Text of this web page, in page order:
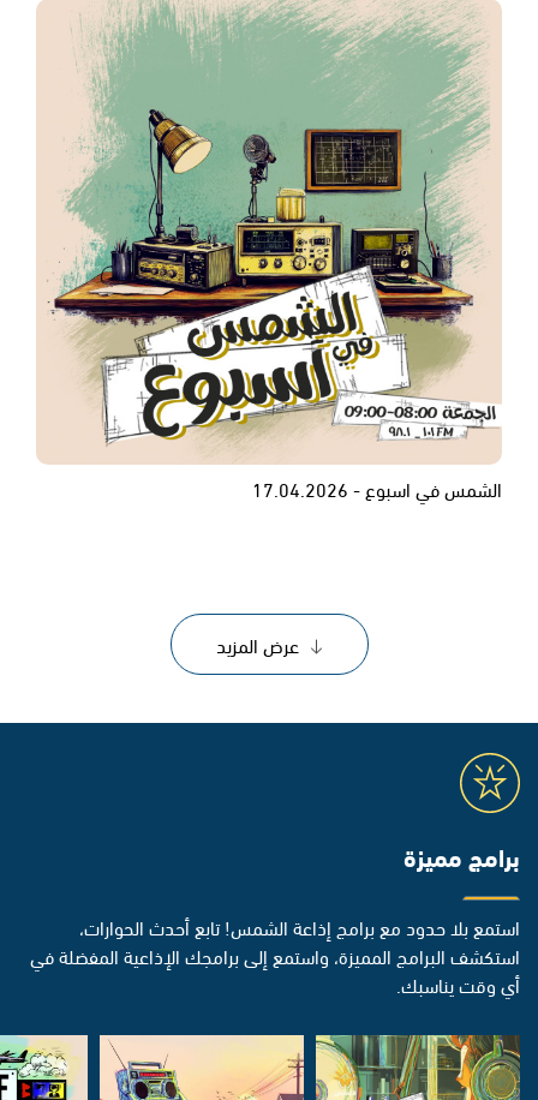
الشمس في اسبوع - 17.04.2026
عرض المزيد
برامج مميزة
استمع بلا حدود مع برامج إذاعة الشمس! تابع أحدث الحوارات،
استكشف البرامج المميزة، واستمع إلى برامجك الإذاعية المفضلة في
أي وقت يناسبك.